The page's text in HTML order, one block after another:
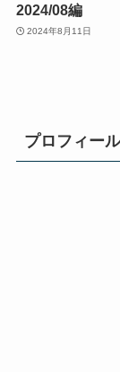
2024/08編
2024年8月11日
プロフィール